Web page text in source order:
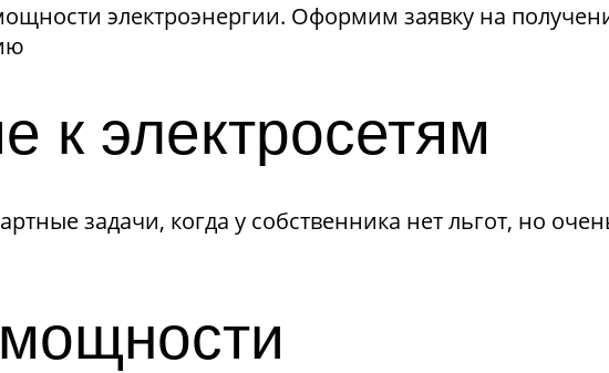
электроэнергии. Оформим заявку на
к электросетям
задачи, когда у собственника нет льгот, но